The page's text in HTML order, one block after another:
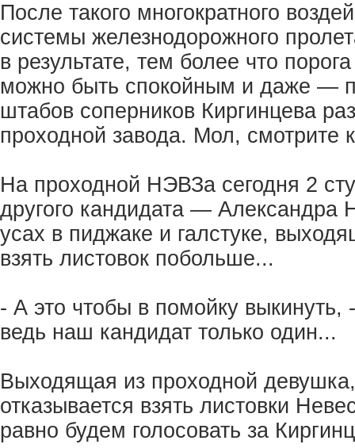
После такого многократного
системы железнодорожного
в результате, тем более что
можно быть спокойным и даже —
штабов соперников Киргинцева
проходной завода. Мол, смотрите
На проходной НЭВЗа сегодня 2
другого кандидата — Александра
усах в пиджаке и галстуке,
взять листовок побольше...
- А это чтобы в помойку
ведь наш кандидат только один...
Выходящая из проходной
отказывается взять листовки
равно будем голосовать за